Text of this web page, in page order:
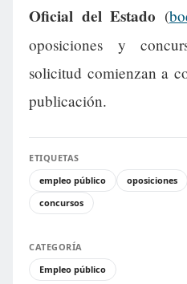
Oficial del Estado (
oposiciones y
solicitud comienzan a
publicación.
ETIQUETAS
empleo público
oposiciones
concursos
CATEGORÍA
Empleo público